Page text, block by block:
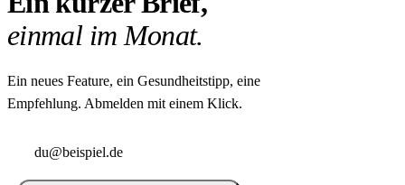
einmal im Monat.
Ein neues Feature, ein Gesundheitstipp, eine
Empfehlung. Abmelden mit einem Klick.